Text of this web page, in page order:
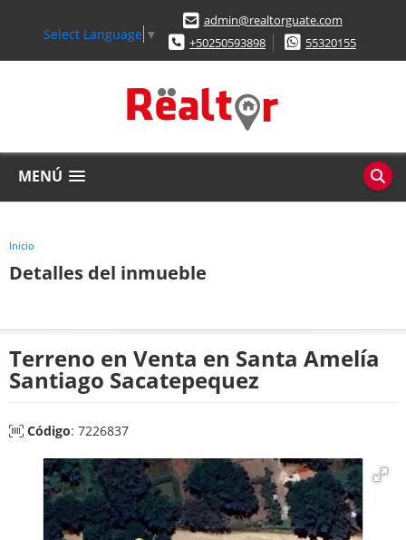
Select Language ▼
admin@realtorguate.com
+50250593898
55320155
MENÚ
Inicio
Detalles del inmueble
Terreno en Venta en Santa Amelía
Santiago Sacatepequez
Código: 7226837